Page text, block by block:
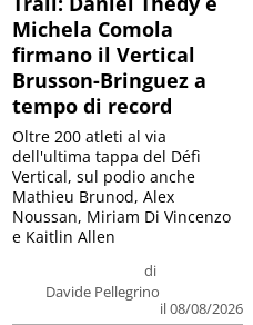
Michela Comola
firmano il Vertical
Brusson-Bringuez a
tempo di record
di
Davide Pellegrino
il 08/08/2026
Oltre 200 atleti al via
dell'ultima tappa del Défì
Vertical, sul podio anche
Mathieu Brunod, Alex
Noussan, Miriam Di Vincenzo
e Kaitlin Allen